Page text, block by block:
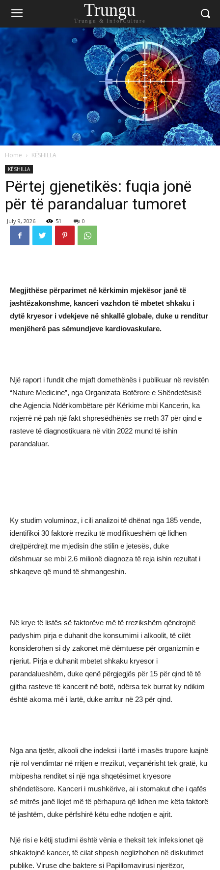
Trungu
Trungu & InforCulture
Home KËSHILLA
KËSHILLA
Përtej gjenetikës: fuqia jonë
për të parandaluar tumoret
July 9, 2026 51 0
Megjithëse përparimet në kërkimin mjekësor janë të
jashtëzakonshme, kanceri vazhdon të mbetet shkaku i
dytë kryesor i vdekjeve në shkallë globale, duke u renditur
menjëherë pas sëmundjeve kardiovaskulare.
Një raport i fundit dhe mjaft domethënës i publikuar në revistën
“Nature Medicine”, nga Organizata Botërore e Shëndetësisë
dhe Agjencia Ndërkombëtare për Kërkime mbi Kancerin, ka
nxjerrë në pah një fakt shpresëdhënës se rreth 37 për qind e
rasteve të diagnostikuara në vitin 2022 mund të ishin
parandaluar.
Ky studim voluminoz, i cili analizoi të dhënat nga 185 vende,
identifikoi 30 faktorë rreziku të modifikueshëm që lidhen
drejtpërdrejt me mjedisin dhe stilin e jetesës, duke
dëshmuar se mbi 2.6 milionë diagnoza të reja ishin rezultat i
shkaqeve që mund të shmangeshin.
Në krye të listës së faktorëve më të rrezikshëm qëndrojnë
padyshim pirja e duhanit dhe konsumimi i alkoolit, të cilët
konsiderohen si dy zakonet më dëmtuese për organizmin e
njeriut. Pirja e duhanit mbetet shkaku kryesor i
parandalueshëm, duke qenë përgjegjës për 15 për qind të të
gjitha rasteve të kancerit në botë, ndërsa tek burrat ky ndikim
është akoma më i lartë, duke arritur në 23 për qind.
Nga ana tjetër, alkooli dhe indeksi i lartë i masës trupore luajnë
një rol vendimtar në rritjen e rrezikut, veçanërisht tek gratë, ku
mbipesha renditet si një nga shqetësimet kryesore
shëndetësore. Kanceri i mushkërive, ai i stomakut dhe i qafës
së mitrës janë llojet më të përhapura që lidhen me këta faktorë
të jashtëm, duke përfshirë këtu edhe ndotjen e ajrit.
Një risi e këtij studimi është vënia e theksit tek infeksionet që
shkaktojnë kancer, të cilat shpesh neglizhohen në diskutimet
publike. Viruse dhe baktere si Papillomavirusi njerëzor,